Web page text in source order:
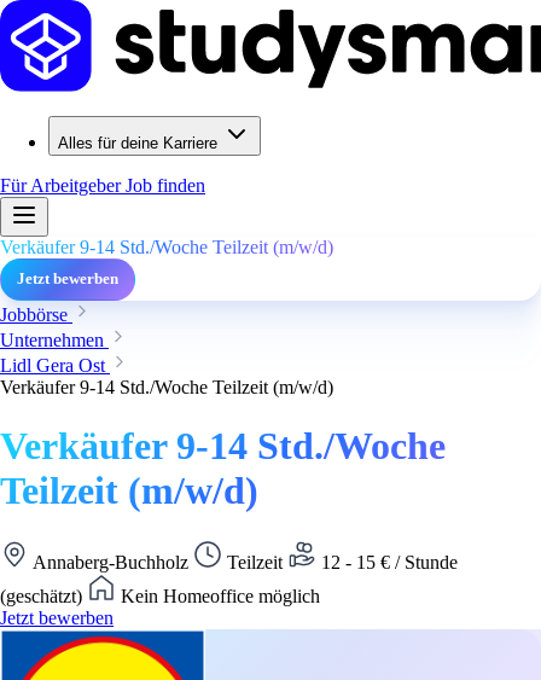
Alles für deine Karriere
Für ArbeitgeberJob finden
Verkäufer 9-14 Std./Woche Teilzeit (m/w/d)
Jetzt bewerben
Jobbörse
Unternehmen
Lidl Gera Ost
Verkäufer 9-14 Std./Woche Teilzeit (m/w/d)
Verkäufer 9-14 Std./Woche
Teilzeit (m/w/d)
Annaberg-Buchholz Teilzeit
12 - 15 € / Stunde
(geschätzt)
Kein Homeoffice möglich
Jetzt bewerben